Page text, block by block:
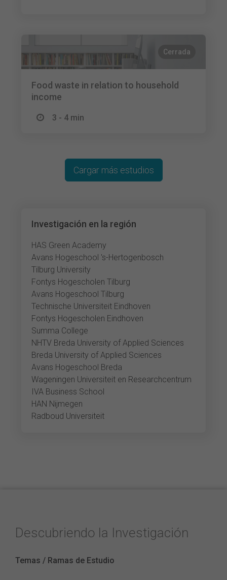
Cerrada
Food waste in relation to household
income
3 - 4 min
Investigación en la región
HAS Green Academy
Avans Hogeschool 's-Hertogenbosch
Tilburg University
Fontys Hogescholen Tilburg
Avans Hogeschool Tilburg
Technische Universiteit Eindhoven
Fontys Hogescholen Eindhoven
Summa College
NHTV Breda University of Applied Sciences
Breda University of Applied Sciences
Avans Hogeschool Breda
Wageningen Universiteit en Researchcentrum
IVA Business School
HAN Nijmegen
Radboud Universiteit
Cargar más estudios
Descubriendo la Investigación
Temas / Ramas de Estudio